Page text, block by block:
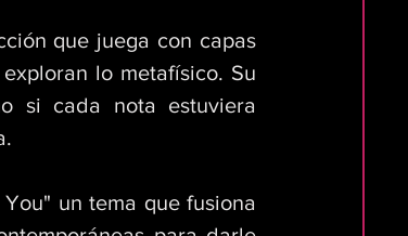
que juega con capas
lo metafísico. Su
si cada nota estuviera
un tema que fusiona